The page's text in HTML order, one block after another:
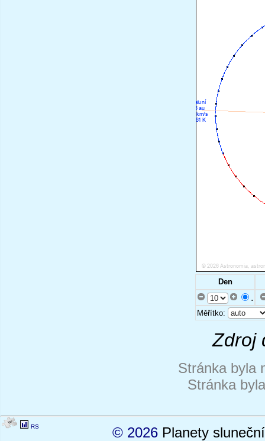
Den
.
Měřítko:
Zdroj
Stránka byla
Stránka
RS © 2026 Planety